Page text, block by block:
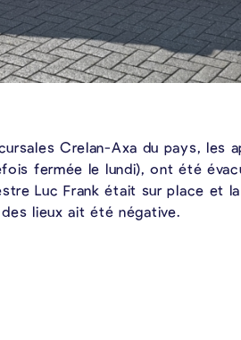
Crelan-Axa du pays, les
fermée le lundi), ont été
Luc Frank était sur place et la
lieux ait été négative.